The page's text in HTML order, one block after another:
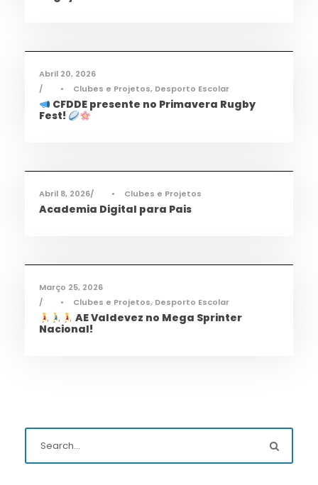
Abril 20, 2026
•
Clubes e Projetos, Desporto Escolar
CFDDE presente no Primavera Rugby
Fest!
Abril 8, 2026 • Clubes e Projetos
Academia Digital para Pais
Março 25, 2026
•
Clubes e Projetos, Desporto Escolar
AE Valdevez no Mega Sprinter
Nacional!